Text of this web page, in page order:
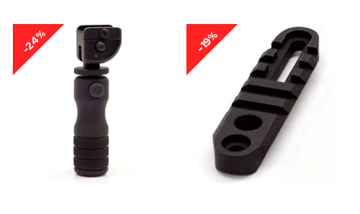
-24% -19%